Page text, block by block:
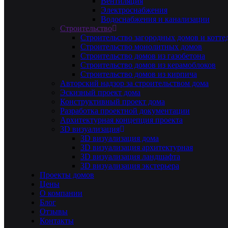
Электроснабжения
Водоснабжения и канализации
Строительство
Строительство загородных домов и
Строительство монолитных домов
Строительство домов из газобетона
Строительство домов из керамоблоков
Строительство домов из кирпича
Авторский надзор за строительством дома
Эскизный проект дома
Конструктивный проект дома
Разработка проектной документации
Архитектурная концепция проекта
3D визуализация
3D визуализация дома
3D визуализация архитектурная
3D визуализация ландшафта
3D визуализация экстерьера
Проекты домов
Цены
О компании
Блог
Отзывы
Контакты